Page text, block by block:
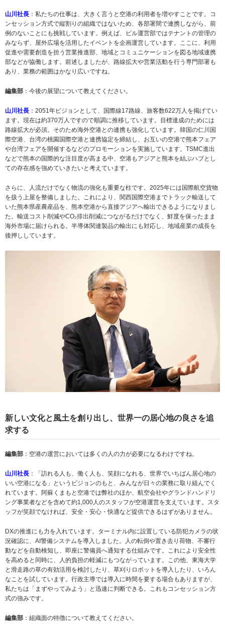
山川社長 ：私たちの仕事は、大きく言うと空港の利用者を増やすことです。コ
ンセッション方式で縦割りの組織ではないため、各部署間で連携しながら、前
例のないことにも挑戦しています。例えば、ビル運営部ではテナントの管理の
みならず、屋外広場を活用したイベントを企画運営しています。ここに、利用
促進や需要創造を担う営業推進部、地域とコミュニケーションを図る地域連携
部などが協働します。前述しましたが、路線拡大や営業活動を行う専門部署も
あり、業務の範囲はかなり広いですね。
編集部 ：今後の展望について教えてください。
山川社長 ：2051年ビジョンとして、国際線17路線、旅客数622万人を掲げてい
ます。現在は約370万人ですので順調に推移しています。目標達成のためには
路線拡大が必須。そのため海外空港との連携も強化しています。韓国の仁川国
際空港、台湾の桃園国際空港と連携協定を締結し、お互いの空港で熊本フェア
や台湾フェアを開催するなどのプロモーションを実施しています。TSMC進出
などで熊本の国際的な注目度が高まる中、空港もアジアと熊本を結ぶハブとし
ての存在感を強めていきたいと考えています。
さらに、人流だけでなく物流の強化も重要な柱です。2025年には国際航空貨物
を扱う上屋を整備しました。これにより、関西国際空港までトラック輸送して
いた熊本県産農産品を、熊本空港から直接アジアへ輸出できるようになりまし
た。輸送コスト削減やCO₂排出削減につながるだけでなく、鮮度を保ったまま
海外市場に届けられる。半導体関連製品の輸出にも対応し、地域産業の成長を
後押ししています。
新しい文化と風土を創り出し、世界一の居心地の良さを追
求する
編集部 ：空港の運営においては多くの人の力が必要になるわけですね。
山川社長 ：「訪れる人も、働く人も、笑顔になれる、世界でいちばん居心地の
いい空港になる」というビジョンのもと、みんなが日々の業務に取り組んでく
れています。阿蘇くまもと空港では弊社のほか、航空会社やグランドハンドリ
ング事業者などを含めて約1,000人のスタッフが空港運営を支えています。スタ
ッフが笑顔でなければ、安全・安心・快適など提供できるはずがありません。
DXの推進にも力を入れています。ターミナル内に設置している防犯カメラの状
況確認に、AI警備システムを導入しました。人の転倒や置き去り荷物、不審行
動などを自動検知し、即座に警備員へ通知する仕組みです。これにより安全性
を高めると同時に、人的負担の軽減にもつながっています。この他、東海大学
と滑走路の草の有効活用を検討したり、草刈りロボットを導入したり、いろん
なことを試しています。行政主導では導入に時間を要する場合もありますが、
私たちは「まずやってみよう」と迅速に判断できる。これもコンセッション方
式の強みです。
編集部 ：組織面の特徴について教えてください。